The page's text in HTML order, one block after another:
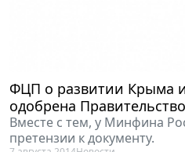
ФЦП о развитии Крыма
одобрена
Вместе с тем, у Минфина
претензии к документу.